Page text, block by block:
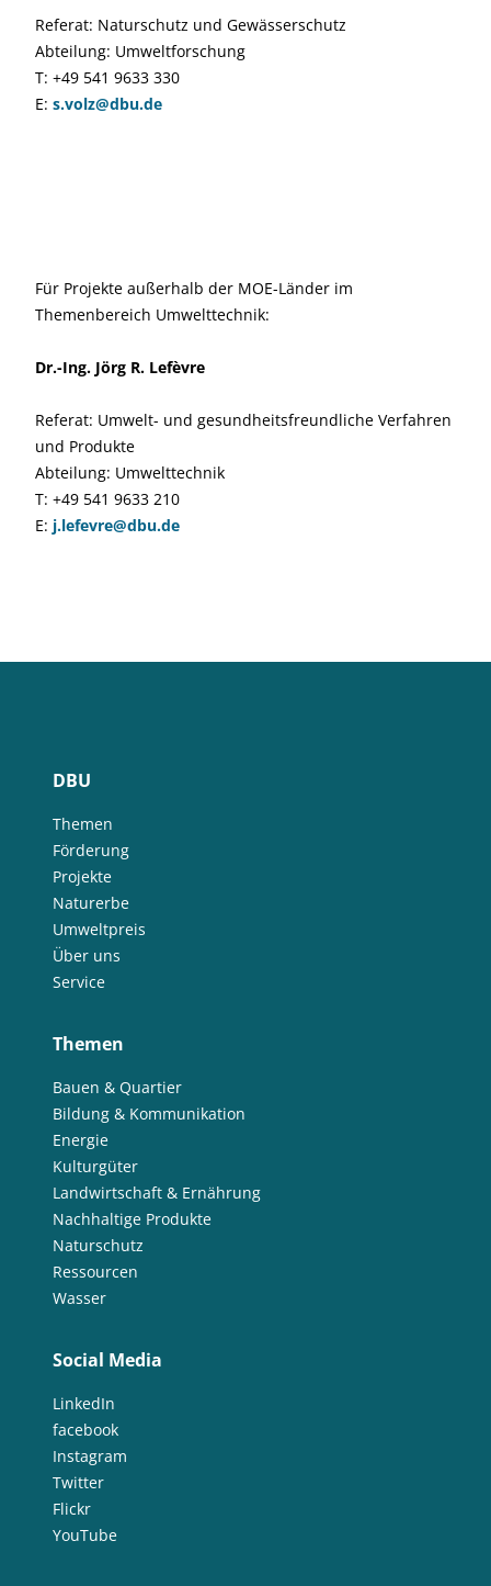
Referat: Naturschutz und Gewässerschutz
Abteilung: Umweltforschung
T: +49 541 9633 330
E: s.volz@dbu.de
Für Projekte außerhalb der MOE-Länder im
Themenbereich Umwelttechnik:
Dr.-Ing. Jörg R. Lefèvre
Referat: Umwelt- und gesundheitsfreundliche Verfahren
und Produkte
Abteilung: Umwelttechnik
T: +49 541 9633 210
E: j.lefevre@dbu.de
DBU
Themen
Förderung
Projekte
Naturerbe
Umweltpreis
Über uns
Service
Themen
Bauen & Quartier
Bildung & Kommunikation
Energie
Kulturgüter
Landwirtschaft & Ernährung
Nachhaltige Produkte
Naturschutz
Ressourcen
Wasser
Social Media
LinkedIn
facebook
Instagram
Twitter
Flickr
YouTube